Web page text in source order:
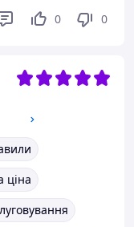
0 0
ціна